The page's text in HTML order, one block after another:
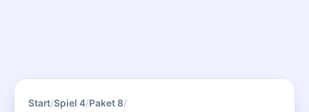
Start/Spiel 4/Paket 8/